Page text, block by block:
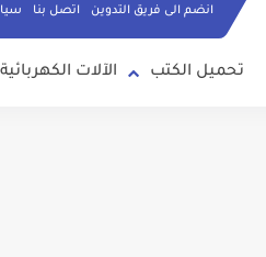
انضم الى فريق التدوين اتصل بنا
تحميل الكتب الآلات الكهربائية